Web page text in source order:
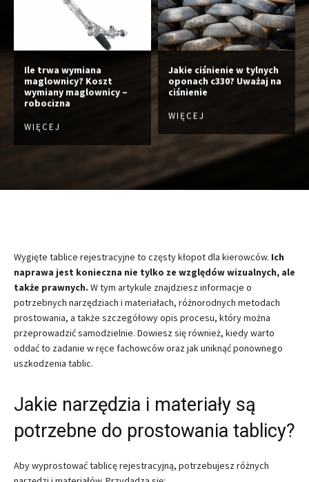
Ile trwa wymiana
maglownicy? Koszt
wymiany maglownicy –
robocizna
WIĘCEJ
Jakie ciśnienie w tylnych
oponach c330? Uważaj na
ciśnienie
WIĘCEJ
Wygięte tablice rejestracyjne to częsty kłopot dla kierowców. Ich
naprawa jest konieczna nie tylko ze względów wizualnych, ale
także prawnych. W tym artykule znajdziesz informacje o
potrzebnych narzędziach i materiałach, różnorodnych metodach
prostowania, a także szczegółowy opis procesu, który można
przeprowadzić samodzielnie. Dowiesz się również, kiedy warto
oddać to zadanie w ręce fachowców oraz jak uniknąć ponownego
uszkodzenia tablic.
Jakie narzędzia i materiały są
potrzebne do prostowania tablicy?
Aby wyprostować tablicę rejestracyjną, potrzebujesz różnych